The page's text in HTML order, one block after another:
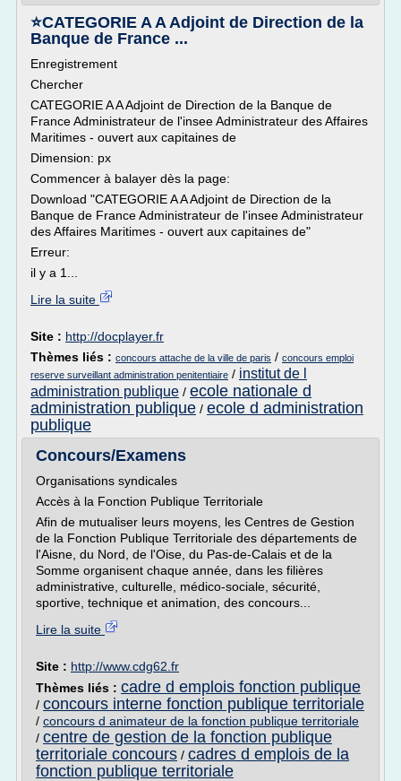
⭐CATEGORIE A A Adjoint de Direction de la
Banque de France ...
Enregistrement
Chercher
CATEGORIE A A Adjoint de Direction de la Banque de
France Administrateur de l'insee Administrateur des Affaires
Maritimes - ouvert aux capitaines de
Dimension: px
Commencer à balayer dès la page:
Download "CATEGORIE A A Adjoint de Direction de la
Banque de France Administrateur de l'insee Administrateur
des Affaires Maritimes - ouvert aux capitaines de"
Erreur:
il y a 1...
Lire la suite
Site : http://docplayer.fr
Thèmes liés : concours attache de la ville de paris / concours emploi
reserve surveillant administration penitentiaire / institut de l
administration publique / ecole nationale d
administration publique / ecole d administration
publique
Concours/Examens
Organisations syndicales
Accès à la Fonction Publique Territoriale
Afin de mutualiser leurs moyens, les Centres de Gestion
de la Fonction Publique Territoriale des départements de
l'Aisne, du Nord, de l'Oise, du Pas-de-Calais et de la
Somme organisent chaque année, dans les filières
administrative, culturelle, médico-sociale, sécurité,
sportive, technique et animation, des concours...
Lire la suite
Site : http://www.cdg62.fr
Thèmes liés : cadre d emplois fonction publique
/ concours interne fonction publique territoriale
/ concours d animateur de la fonction publique territoriale
/ centre de gestion de la fonction publique
territoriale concours / cadres d emplois de la
fonction publique territoriale